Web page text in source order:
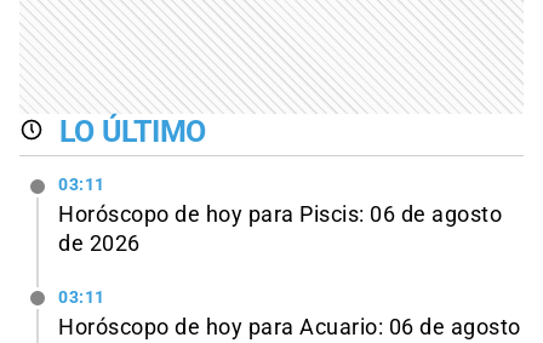
LO ÚLTIMO
03:11
Horóscopo de hoy para Piscis: 06 de agosto
de 2026
03:11
Horóscopo de hoy para Acuario: 06 de agosto